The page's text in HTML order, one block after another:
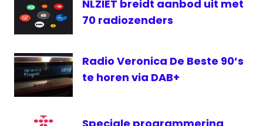
Top
de
00's
NLZIET breidt aanbod uit met
70 radiozenders
Radio Veronica De Beste 90’s
te horen via DAB+